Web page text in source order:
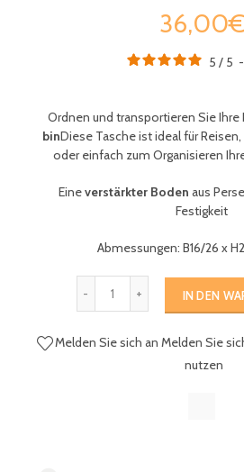
36,00€
5 / 5 -
Ordnen und transportieren Sie
binDiese Tasche ist ideal für
oder einfach zum Organisieren
Eineverstärkter Boden aus
Festigkeit
Abmessungen: B16/26 x
IN DEN
Melden Sie sich an Melden Sie
nutzen